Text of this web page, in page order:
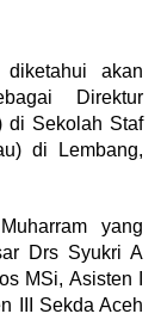
akan
Direktur
di Sekolah Staf
di Lembang,
yang
Drs Syukri A
MSi, Asisten I
III Sekda Aceh